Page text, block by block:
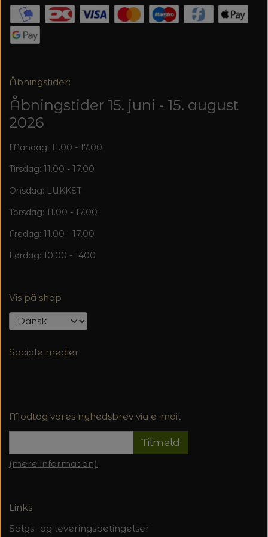
TRYKLÅSE
Åbningstider:
Åbningstider 15. juni - 15. august
2026
Mandag: 11.00 - 17.00
Tirsdag: 11.00 - 17.00
Onsdag: LUKKET
Torsdag: 11.00 - 17.00
Fredag: 11.00 - 17.00
Lørdag: 10.00 - 1400
Vis på shop
Sociale medier
Modtag vores nyhedsbrev via e-mail
Tilmeld
(mere information)
Links
Salgs- og leveringsbetingelser